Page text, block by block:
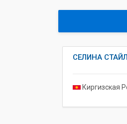
СЕЛИНА СТАЙЛ
Киргизская